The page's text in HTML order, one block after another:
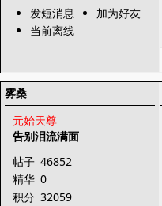
发短消息
加为好友
当前离线
雾桑
元始天尊
告别泪流满面
帖子 46852
精华 0
积分 32059